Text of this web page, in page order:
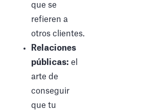
que se
refieren a
otros clientes.
Relaciones
públicas: el
arte de
conseguir
que tu